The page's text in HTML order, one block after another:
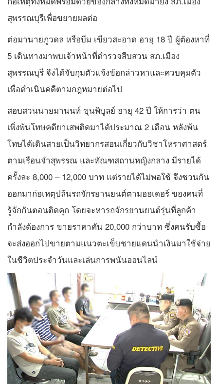
สุพรรณบุรีเพื่อขยายผลต่อ
ต่อมานายภูวดล หรือบีม เขียวสะอาด อายุ 18 ปี ผู้ต้องหาที่
5 เดินทางมาพบเจ้าหน้าที่ตำรวจสืบสวน สภ.เมือง
สุพรรณบุรี จึงได้จับกุมตัวแจ้งข้อกล่าวหาและควบคุมตัว
เพื่อดำเนินคดีตามกฎหมายต่อไป
สอบสวนนายมานนท์ ขุนพิบูลย์ อายุ 42 ปี ให้การว่า ตน
เพิ่งพ้นโทษคดียาเสพติดมาได้ประมาณ 2 เดือน หลังพ้น
โทษได้เดินสายเป็นวิทยากรสอนเกี่ยวกับวิชาโหราศาสตร์
ตามเรือนจำสุพรรณ และทัณฑสถานหญิงกลาง มีรายได้
ครั้งละ 8,000 – 12,000 บาท แต่รายได้ไม่พอใช้ จึงชวนกัน
ออกมาก่อเหตุปล้นรถจักรยานยนต์ตามออเดอร์ ของคนที่
รู้จักกันตอนติดคุก โดยจะหารถจักรยานยนต์รุ่นที่ลูกค้า
กำลังต้องการ ขายราคาคัน 20,000 กว่าบาท ซึ่งคนรับซื้อ
จะส่งออกไปขายตามแนวตะเข็บชายแดนนำเงินมาใช้จ่าย
ในชีวิตประจำวันและเล่นการพนันออนไลน์